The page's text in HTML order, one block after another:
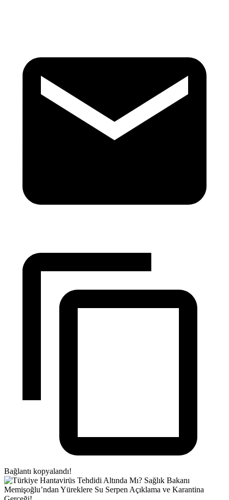
Bağlantı kopyalandı!